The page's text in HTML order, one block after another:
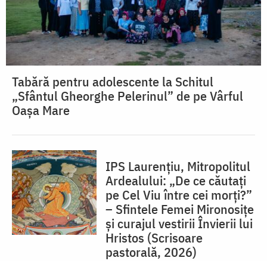
Tabără pentru adolescente la Schitul
„Sfântul Gheorghe Pelerinul” de pe Vârful
Oașa Mare
IPS Laurențiu, Mitropolitul
Ardealului: „De ce căutați
pe Cel Viu între cei morți?”
– Sfintele Femei Mironosițe
și curajul vestirii Învierii lui
Hristos (Scrisoare
pastorală, 2026)